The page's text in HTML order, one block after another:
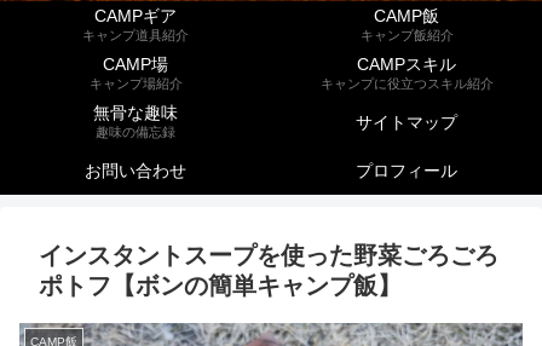
CAMPギア
キャンプ道具紹介
CAMP飯
キャンプ飯紹介
CAMP場
キャンプ場紹介
CAMPスキル
キャンプに役立つスキル紹介
無骨な趣味
趣味の備忘録 サイトマップ
お問い合わせ プロフィール
インスタントスープを使った野菜ごろごろ
ポトフ【ボンの簡単キャンプ飯】
CAMP飯